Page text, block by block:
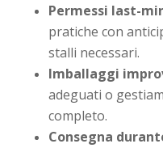
Permessi last-
pratiche con
stalli necessari.
Imballaggi
adeguati o
completo.
Consegna